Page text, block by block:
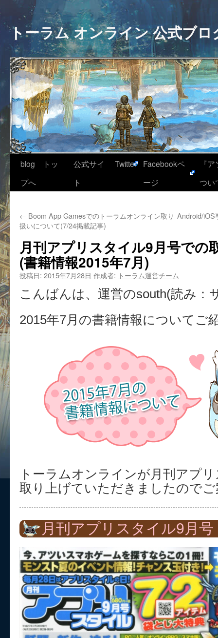
トーラム オンライン 公式ブロ
blog トッ
プへ
公式サイ
ト
Twitter
Facebookペ
ージ
『
つい
← Boom App Gamesでのトーラムオンライン取り
扱いについて(7/24掲載記事)
Android/iOS
月刊アプリスタイル9月号での
(書籍情報2015年7月)
投稿日: 2015年7月28日 作成者: トーラム運営チーム
こんばんは、運営のsouth(読み：
2015年7月の書籍情報についてご
トーラムオンラインが月刊アプ
取り上げていただきましたので
月刊アプリスタイル9月号